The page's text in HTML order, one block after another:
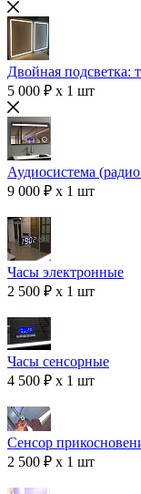
Двойная подсветка:
5 000 ₽ x 1 шт
Аудиосистема
9 000 ₽ x 1 шт
Часы электронные
2 500 ₽ x 1 шт
Часы сенсорные
4 500 ₽ x 1 шт
Сенсор
2 500 ₽ x 1 шт